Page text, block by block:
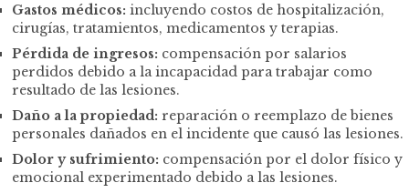
Gastos médicos: incluyendo costos de hospitalización,
cirugías, tratamientos, medicamentos y terapias.
Pérdida de ingresos: compensación por salarios
perdidos debido a la incapacidad para trabajar como
resultado de las lesiones.
Daño a la propiedad: reparación o reemplazo de bienes
personales dañados en el incidente que causó las lesiones.
Dolor y sufrimiento: compensación por el dolor físico y
emocional experimentado debido a las lesiones.